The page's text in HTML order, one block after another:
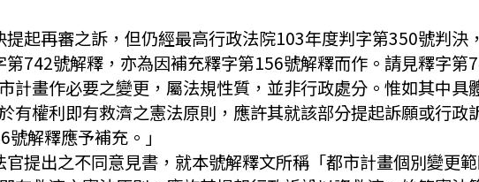
起再審之訴，但仍經最高行政法院103年度判字第350號判
742號解釋，亦為因補充釋字第156號解釋而作。請見釋字
計畫作必要之變更，屬法規性質，並非行政處分。惟如其中
有權利即有救濟之憲法原則，應許其就該部分提起訴願或行
解釋應予補充。」
提出之不同意見書，就本號解釋文所稱「都市計畫個別變更